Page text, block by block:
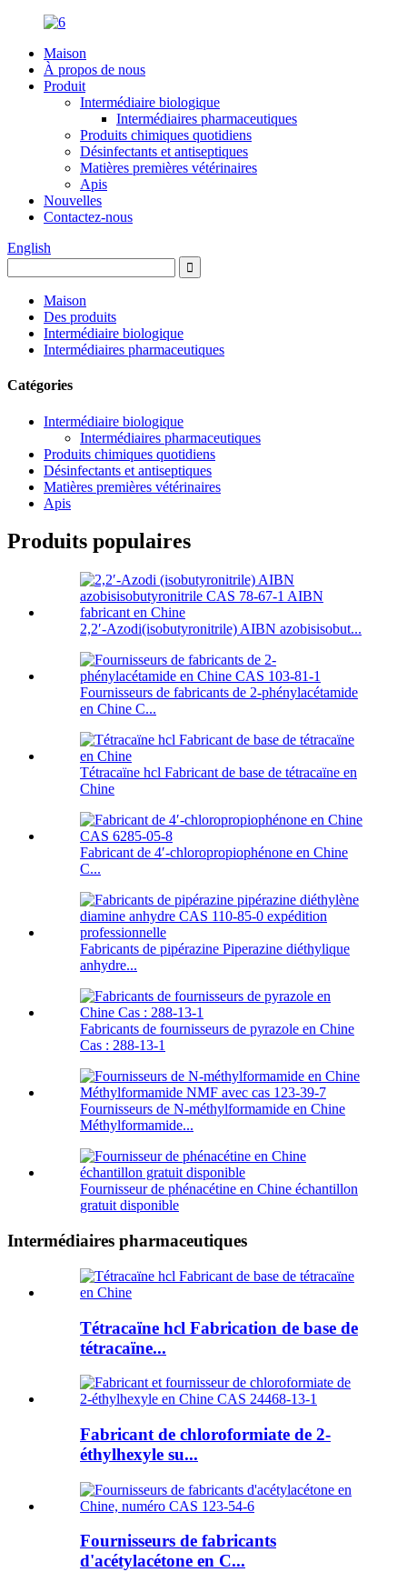
Maison
À propos de nous
Produit
Intermédiaire biologique
Intermédiaires pharmaceutiques
Produits chimiques quotidiens
Désinfectants et antiseptiques
Matières premières vétérinaires
Apis
Nouvelles
Contactez-nous
English
Maison
Des produits
Intermédiaire biologique
Intermédiaires pharmaceutiques
Catégories
Intermédiaire biologique
Intermédiaires pharmaceutiques
Produits chimiques quotidiens
Désinfectants et antiseptiques
Matières premières vétérinaires
Apis
Produits populaires
2,2′-Azodi(isobutyronitrile) AIBN azobisisobut...
Fournisseurs de fabricants de 2-phénylacétamide
en Chine C...
Tétracaïne hcl Fabricant de base de tétracaïne en
Chine
Fabricant de 4′-chloropropiophénone en Chine
C...
Fabricants de pipérazine Piperazine diéthylique
anhydre...
Fabricants de fournisseurs de pyrazole en Chine
Cas : 288-13-1
Fournisseurs de N-méthylformamide en Chine
Méthylformamide...
Fournisseur de phénacétine en Chine échantillon
gratuit disponible
Intermédiaires pharmaceutiques
Tétracaïne hcl Fabrication de base de
tétracaïne...
Fabricant de chloroformiate de 2-
éthylhexyle su...
Fournisseurs de fabricants
d'acétylacétone en C...